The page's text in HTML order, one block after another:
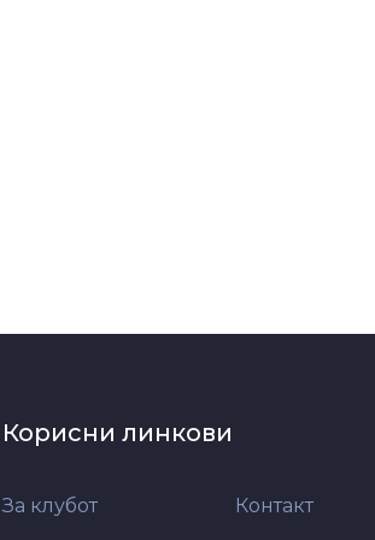
Корисни линкови
За клубот
Контакт